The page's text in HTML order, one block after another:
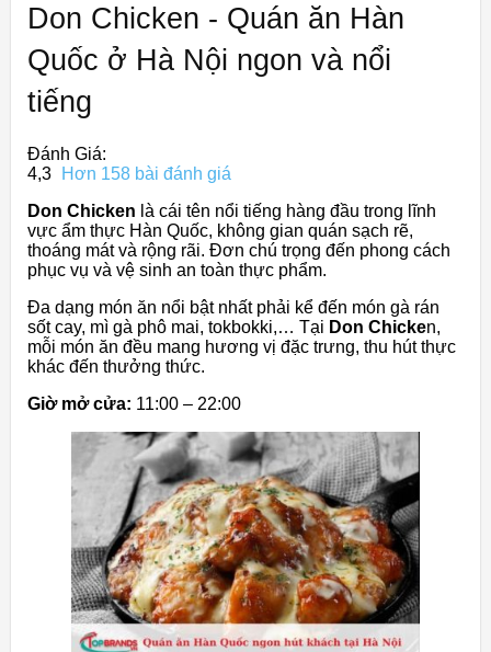
Don Chicken - Quán ăn Hàn
Quốc ở Hà Nội ngon và nổi
tiếng
Đánh Giá:
4,3
Hơn 158 bài đánh giá
Don Chicken là cái tên nổi tiếng hàng đầu trong lĩnh
vực ẩm thực Hàn Quốc, không gian quán sạch rẽ,
thoáng mát và rộng rãi. Đơn chú trọng đến phong cách
phục vụ và vệ sinh an toàn thực phẩm.
Đa dạng món ăn nổi bật nhất phải kể đến món gà rán
sốt cay, mì gà phô mai, tokbokki,… Tại Don Chicken,
mỗi món ăn đều mang hương vị đặc trưng, thu hút thực
khác đến thưởng thức.
Giờ mở cửa: 11:00 – 22:00